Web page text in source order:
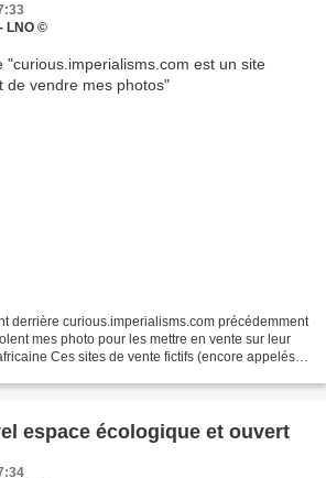
LNO ©
derrière curious.imperialisms.com précédemment
Ces sites de vente fictifs (encore appelés
espace écologique et ouvert